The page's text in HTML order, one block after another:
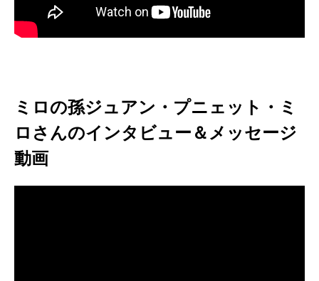
ミロの孫ジュアン・プニェット・ミ
ロさんのインタビュー＆メッセージ
動画